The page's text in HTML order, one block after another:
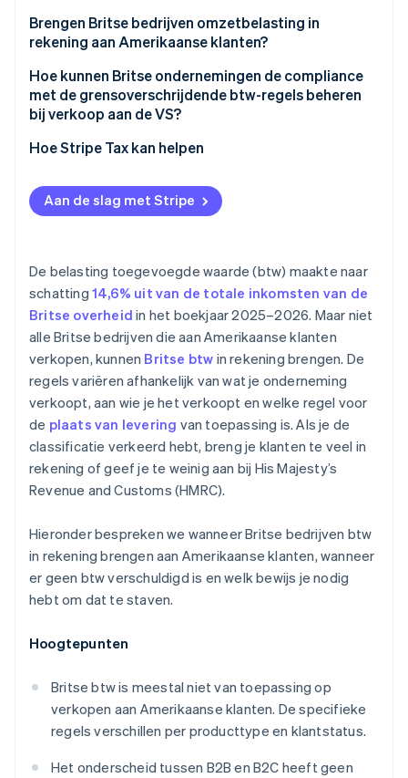
(B2B)
Dienstverlening aan Amerikaanse klanten (B2C)
Brengen Britse bedrijven omzetbelasting in
rekening aan Amerikaanse klanten?
Hoe kunnen Britse ondernemingen de compliance
met de grensoverschrijdende btw-regels beheren
bij verkoop aan de VS?
Hoe Stripe Tax kan helpen
Aan de slag met Stripe
De belasting toegevoegde waarde (btw) maakte naar
schatting 14,6% uit van de totale inkomsten van de
Britse overheid in het boekjaar 2025–2026. Maar niet
alle Britse bedrijven die aan Amerikaanse klanten
verkopen, kunnen Britse btw in rekening brengen. De
regels variëren afhankelijk van wat je onderneming
verkoopt, aan wie je het verkoopt en welke regel voor
de plaats van levering van toepassing is. Als je de
classificatie verkeerd hebt, breng je klanten te veel in
rekening of geef je te weinig aan bij His Majesty’s
Revenue and Customs (HMRC).
Hieronder bespreken we wanneer Britse bedrijven btw
in rekening brengen aan Amerikaanse klanten, wanneer
er geen btw verschuldigd is en welk bewijs je nodig
hebt om dat te staven.
Hoogtepunten
Britse btw is meestal niet van toepassing op
verkopen aan Amerikaanse klanten. De specifieke
regels verschillen per producttype en klantstatus.
Het onderscheid tussen B2B en B2C heeft geen